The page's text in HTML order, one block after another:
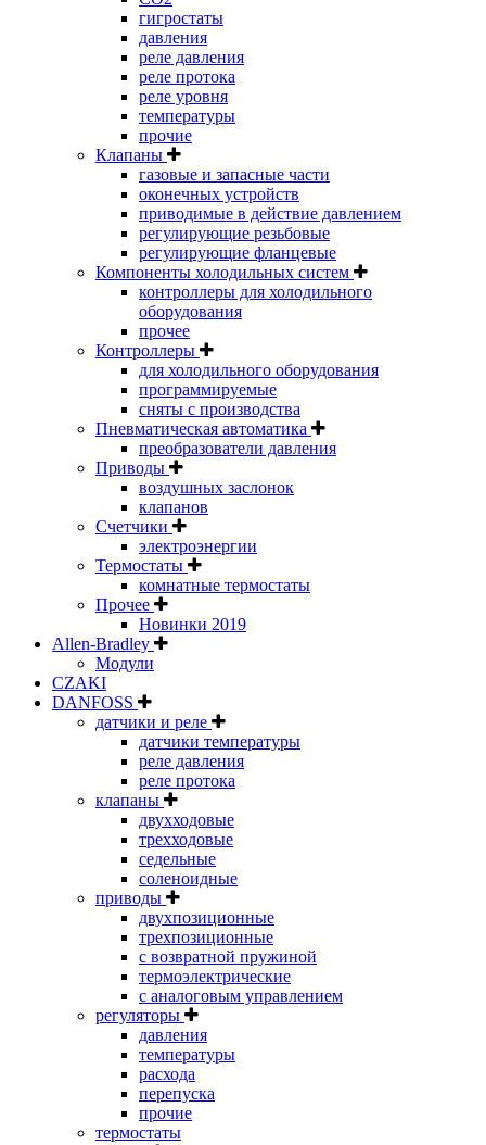
гигростаты
давления
реле давления
реле протока
реле уровня
температуры
прочие
Клапаны
газовые и запасные части
оконечных устройств
приводимые в действие давлением
регулирующие резьбовые
регулирующие фланцевые
Компоненты холодильных систем
контроллеры для холодильного
оборудования
прочее
Контроллеры
для холодильного оборудования
программируемые
сняты с производства
Пневматическая автоматика
преобразователи давления
Приводы
воздушных заслонок
клапанов
Счетчики
электроэнергии
Термостаты
комнатные термостаты
Прочее
Новинки 2019
Allen-Bradley
Модули
CZAKI
DANFOSS
датчики и реле
датчики температуры
реле давления
реле протока
клапаны
двухходовые
трехходовые
седельные
соленоидные
приводы
двухпозиционные
трехпозиционные
с возвратной пружиной
термоэлектрические
с аналоговым управлением
регуляторы
давления
температуры
расхода
перепуска
прочие
термостаты